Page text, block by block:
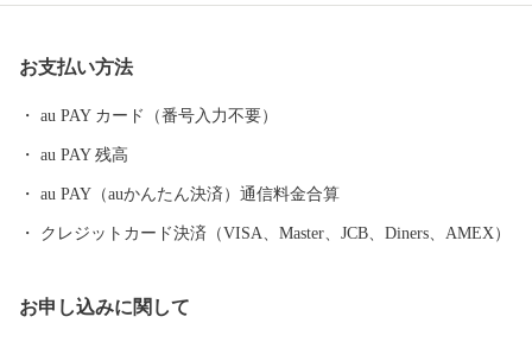
お支払い方法
au PAY カード（番号入力不要）
au PAY 残高
au PAY（auかんたん決済）通信料金合算
クレジットカード決済（VISA、Master、JCB、Diners、AMEX）
お申し込みに関して